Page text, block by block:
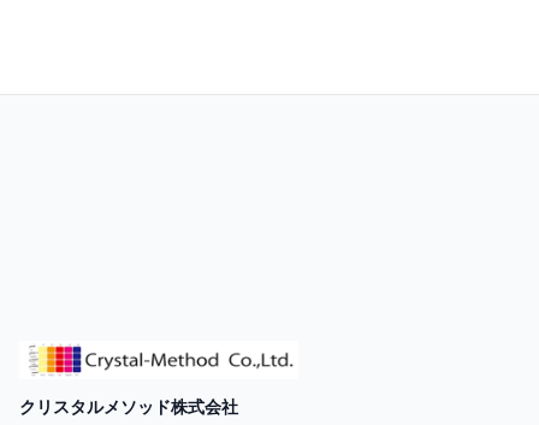
クリスタルメソッド株式会社